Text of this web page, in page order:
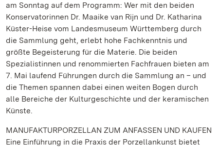
am Sonntag auf dem Programm: Wer mit den beiden
Konservatorinnen Dr. Maaike van Rijn und Dr. Katharina
Küster-Heise vom Landesmuseum Württemberg durch
die Sammlung geht, erlebt hohe Fachkenntnis und
größte Begeisterung für die Materie. Die beiden
Spezialistinnen und renommierten Fachfrauen bieten am
7. Mai laufend Führungen durch die Sammlung an – und
die Themen spannen dabei einen weiten Bogen durch
alle Bereiche der Kulturgeschichte und der keramischen
Künste.
MANUFAKTURPORZELLAN ZUM ANFASSEN UND KAUFEN
Eine Einführung in die Praxis der Porzellankunst bietet